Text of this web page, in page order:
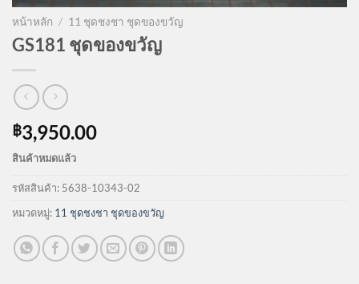
หน้าหลัก / 11 ชุดชงชา ชุดของขวัญ
GS181 ชุดของขวัญ
฿3,950.00
สินค้าหมดแล้ว
รหัสสินค้า: 5638-10343-02
หมวดหมู่: 11 ชุดชงชา ชุดของขวัญ